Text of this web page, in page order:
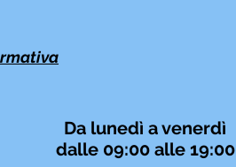
Da lunedì a venerdì
dalle 09:00 alle 19:00